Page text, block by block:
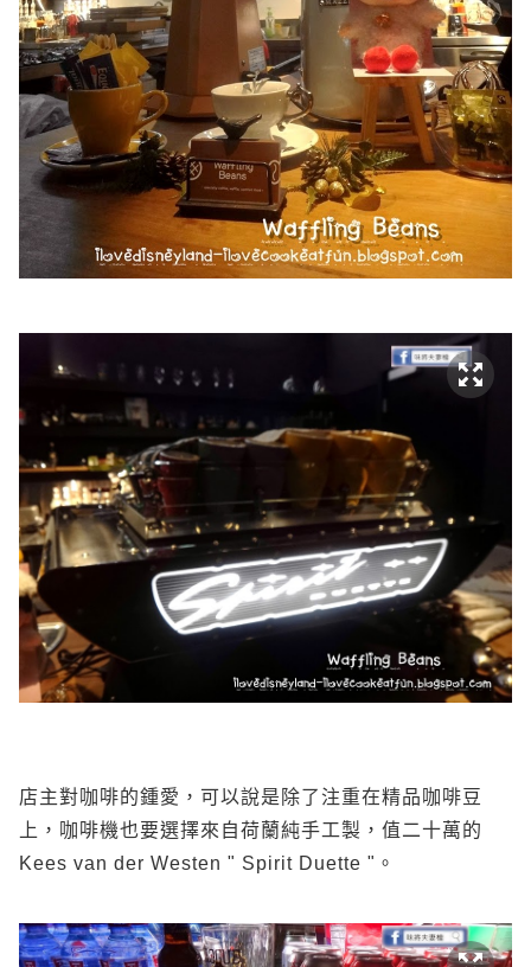
店主對咖啡的鍾愛，可以說是除了注重在精品咖啡豆
上，咖啡機也要選擇來自荷蘭純手工製，值二十萬的
Kees van der Westen " Spirit Duette "。